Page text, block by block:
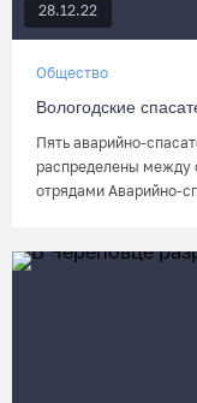
28.12.22
Общество
Вологодские
Пять аварийно-
распределены между
отрядами Аварийно-